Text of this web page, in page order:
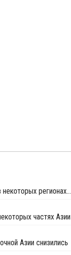
Цены на этилен снизились в некоторых регионах Азии
частях Азии
Азии снизились